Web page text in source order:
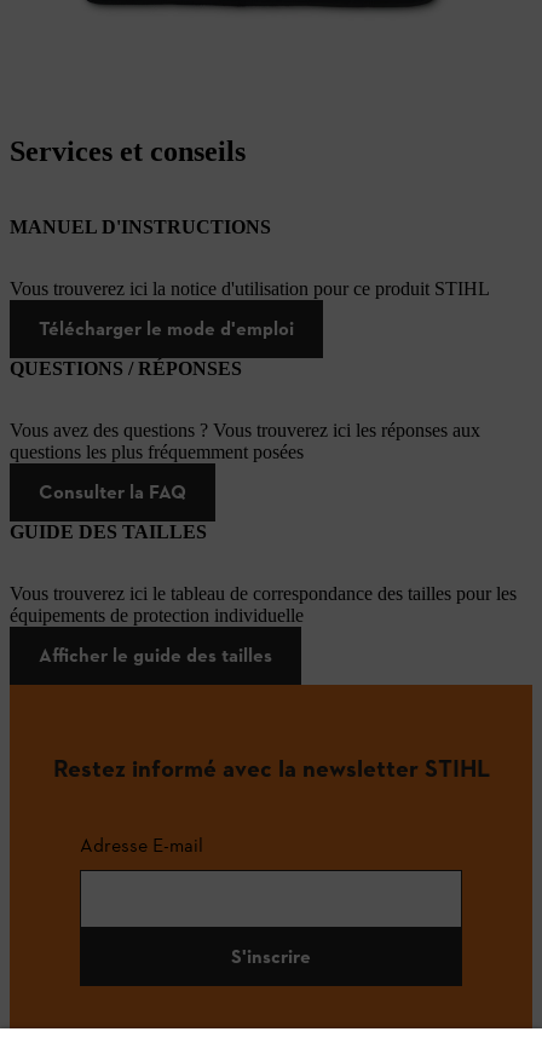
Services et conseils
MANUEL D'INSTRUCTIONS
Vous trouverez ici la notice d'utilisation pour ce produit STIHL
Télécharger le mode d'emploi
QUESTIONS / RÉPONSES
Vous avez des questions ? Vous trouverez ici les réponses aux
questions les plus fréquemment posées
Consulter la FAQ
GUIDE DES TAILLES
Vous trouverez ici le tableau de correspondance des tailles pour les
équipements de protection individuelle
Afficher le guide des tailles
Restez informé avec la newsletter STIHL
Adresse E-mail
S'inscrire